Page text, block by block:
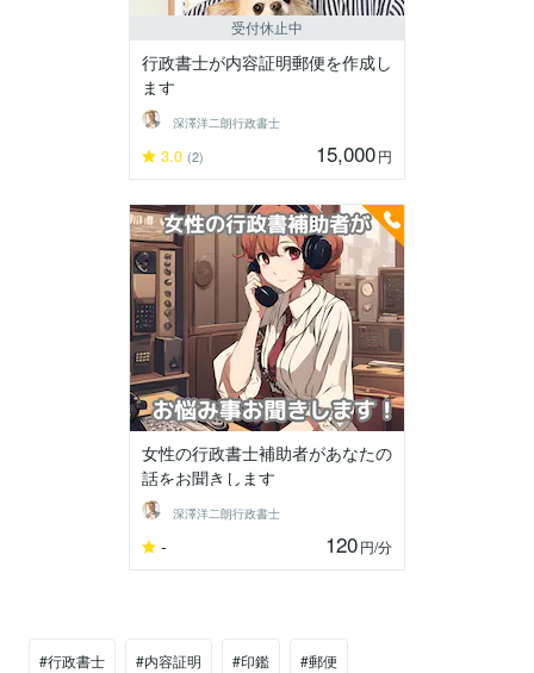
受付休止中
行政書士が内容証明郵便を作成し
ます
深澤洋二朗行政書士
3.0 (2) 15,000円
女性の行政書士補助者があなたの
話をお聞きします
深澤洋二朗行政書士
- 120円/分
#行政書士 #内容証明 #印鑑 #郵便